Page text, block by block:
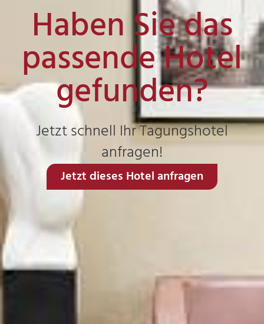
Haben Sie das
passende Hotel
gefunden?
Jetzt schnell Ihr Tagungshotel
anfragen!
Jetzt dieses Hotel anfragen